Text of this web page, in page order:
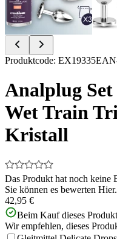
Item
of
9
Produktcode: EX19335
Analplug
Wet Train
Kristall
Das Produkt hat noch keine
Sie können es bewerten Hier.
42,95 €
Beim Kauf dieses
Wir empfehlen, dieses